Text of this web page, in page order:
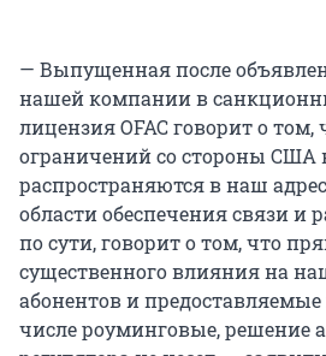
— Выпущенная после
нашей компании в
лицензия OFAC говорит о том,
ограничений со стороны США
распространяются в наш
области обеспечения связи и
по сути, говорит о том, что
существенного влияния на
абонентов и
числе роуминговые, решение